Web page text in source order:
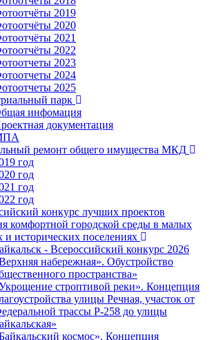
2019
2020
2021
2022
2023
2024
2025
парк
инфомация
документация
ремонт общего имущества МКД
год
год
год
год
конкурс лучших проектов
комфортной городской среды в малых
и исторических поселениях
- Всероссийский конкурс 2026
набережная». Обустройство
пространства»
строптивой реки». Концепция
улицы Речная, участок от
трассы Р-258 до улицы
космос». Концепция